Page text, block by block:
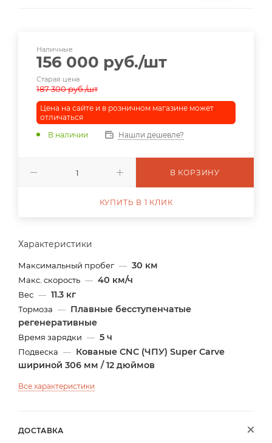
Характеристики
Максимальный пробег — 30 км
Макс. скорость — 40 км/ч
Вес — 11.3 кг
Тормоза — Плавные бесступенчатые
регенеративные
Время зарядки — 5 ч
Подвеска — Кованые CNC (ЧПУ) Super Carve
шириной 306 мм / 12 дюймов
Все характеристики
ДОСТАВКА
Наличные
156 000 руб./шт
Старая цена
187 300руб./шт
Цена на сайте и в розничном магазине может
отличаться
В наличии
Нашли дешевле?
В КОРЗИНУ
КУПИТЬ В 1 КЛИК